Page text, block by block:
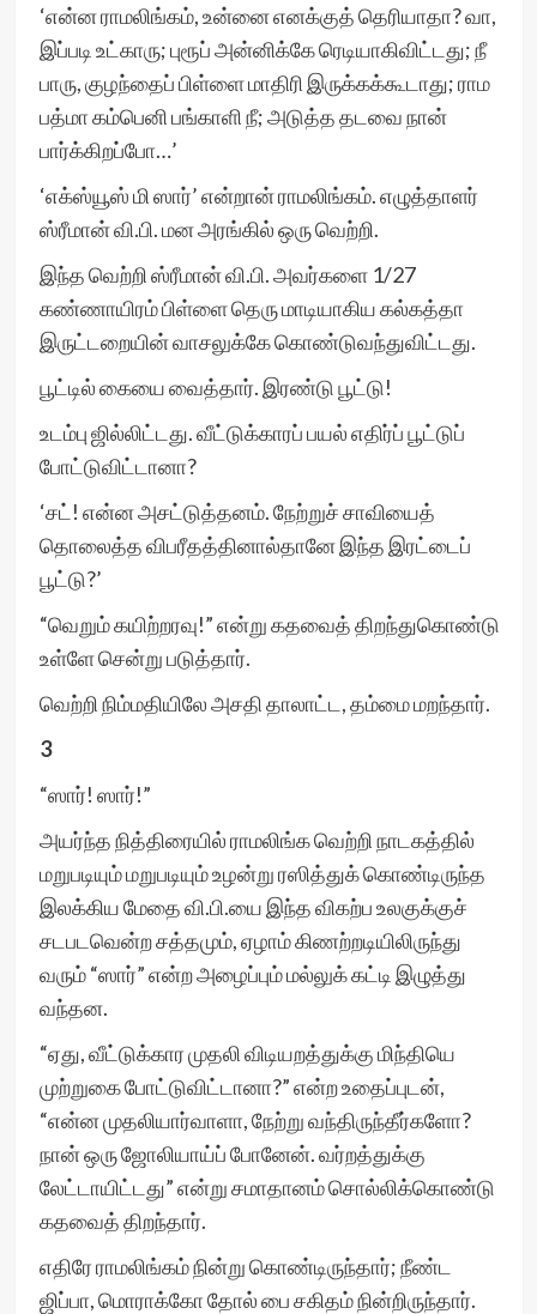
‘என்ன ராமலிங்கம், உன்னை எனக்குத் தெரியாதா? வா,
இப்படி உட்காரு; புரூப் அன்னிக்கே ரெடியாகிவிட்டது; நீ
பாரு, குழந்தைப் பிள்ளை மாதிரி இருக்கக்கூடாது; ராம
பத்மா கம்பெனி பங்காளி நீ; அடுத்த தடவை நான்
பார்க்கிறப்போ…’
‘எக்ஸ்யூஸ் மி ஸார்’ என்றான் ராமலிங்கம். எழுத்தாளர்
ஸ்ரீமான் வி.பி. மன அரங்கில் ஒரு வெற்றி.
இந்த வெற்றி ஸ்ரீமான் வி.பி. அவர்களை 1/27
கண்ணாயிரம் பிள்ளை தெரு மாடியாகிய கல்கத்தா
இருட்டறையின் வாசலுக்கே கொண்டுவந்துவிட்டது.
பூட்டில் கையை வைத்தார். இரண்டு பூட்டு!
உடம்பு ஜில்லிட்டது. வீட்டுக்காரப் பயல் எதிர்ப் பூட்டுப்
போட்டுவிட்டானா?
‘சட்! என்ன அசட்டுத்தனம். நேற்றுச் சாவியைத்
தொலைத்த விபரீதத்தினால்தானே இந்த இரட்டைப்
பூட்டு?’
“வெறும் கயிற்றரவு!” என்று கதவைத் திறந்துகொண்டு
உள்ளே சென்று படுத்தார்.
வெற்றி நிம்மதியிலே அசதி தாலாட்ட, தம்மை மறந்தார்.
3
“ஸார்! ஸார்!”
அயர்ந்த நித்திரையில் ராமலிங்க வெற்றி நாடகத்தில்
மறுபடியும் மறுபடியும் உழன்று ரஸித்துக் கொண்டிருந்த
இலக்கிய மேதை வி.பி.யை இந்த விகற்ப உலகுக்குச்
சடபடவென்ற சத்தமும், ஏழாம் கிணற்றடியிலிருந்து
வரும் “ஸார்” என்ற அழைப்பும் மல்லுக் கட்டி இழுத்து
வந்தன.
“ஏது, வீட்டுக்கார முதலி விடியறத்துக்கு மிந்தியெ
முற்றுகை போட்டுவிட்டானா?” என்ற உதைப்புடன்,
“என்ன முதலியார்வாளா, நேற்று வந்திருந்தீர்களோ?
நான் ஒரு ஜோலியாய்ப் போனேன். வர்றத்துக்கு
லேட்டாயிட்டது” என்று சமாதானம் சொல்லிக்கொண்டு
கதவைத் திறந்தார்.
எதிரே ராமலிங்கம் நின்று கொண்டிருந்தார்; நீண்ட
ஜிப்பா, மொராக்கோ தோல் பை சகிதம் நின்றிருந்தார்.